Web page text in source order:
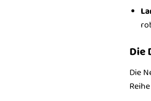
Die
Die